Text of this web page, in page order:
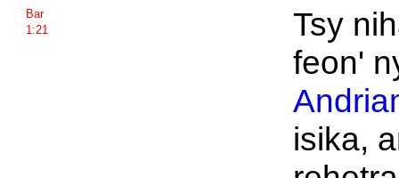
Bar
1:21
Tsy
feon'
isika,